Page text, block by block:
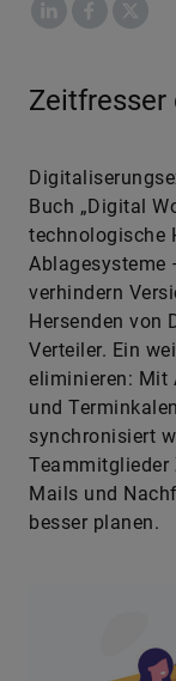
LinkedInFacebook
X
Zeitfresser
Buch „Digital
technologische
Ablagesysteme
verhindern
Hersenden von
Verteiler. Ein
eliminieren: Mit
und
synchronisiert
Mails und
besser planen.